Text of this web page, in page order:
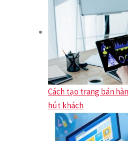
Cách tạo trang bán
hút khách